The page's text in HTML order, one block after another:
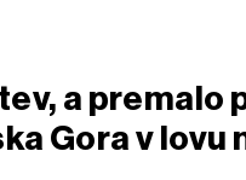
a premalo
Gora v lovu